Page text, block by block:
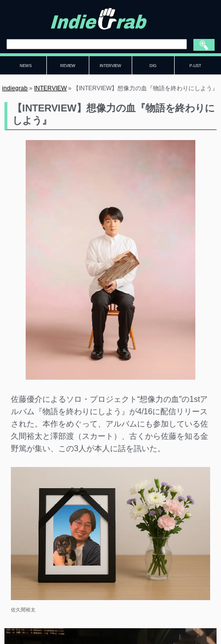
NEWS REVIEW INTERVIEW DIG P-LIST
indiegrab » INTERVIEW» 【INTERVIEW】想像力の血『物語を終わりにしよう』
【INTERVIEW】想像力の血『物語を終わりに
しよう』
佐藤優介によるソロ・プロジェクト“想像力の血”の1stア
ルバム『物語を終わりにしよう』が4/16に配信リリース
された。本作をめぐって、アルバムにも参加している佐
久間裕太と澤部渡（スカート）、古くから佐藤を知る金
野篤が集い、この3人が本人に話を訊いた。
佐久間裕太